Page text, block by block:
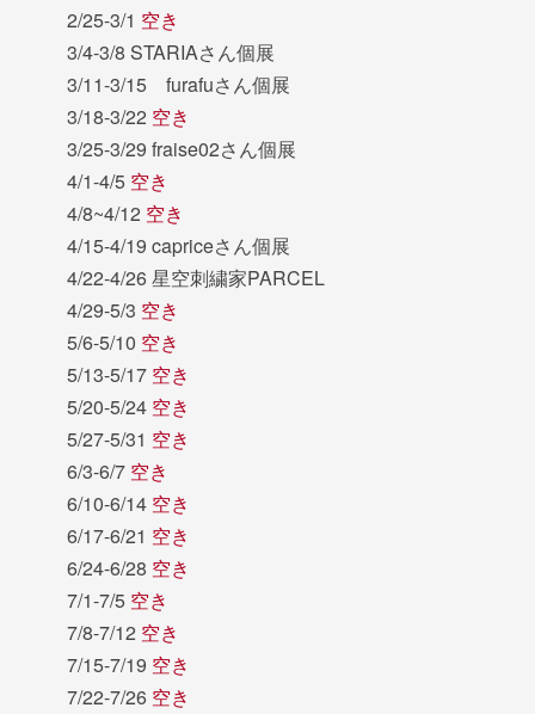
2/25-3/1 空き
3/4-3/8 STARIAさん個展
3/11-3/15 furafuさん個展
3/18-3/22 空き
3/25-3/29 fraise02さん個展
4/1-4/5 空き
4/8~4/12 空き
4/15-4/19 capriceさん個展
4/22-4/26 星空刺繍家PARCEL
4/29-5/3 空き
5/6-5/10 空き
5/13-5/17 空き
5/20-5/24 空き
5/27-5/31 空き
6/3-6/7 空き
6/10-6/14 空き
6/17-6/21 空き
6/24-6/28 空き
7/1-7/5 空き
7/8-7/12 空き
7/15-7/19 空き
7/22-7/26 空き